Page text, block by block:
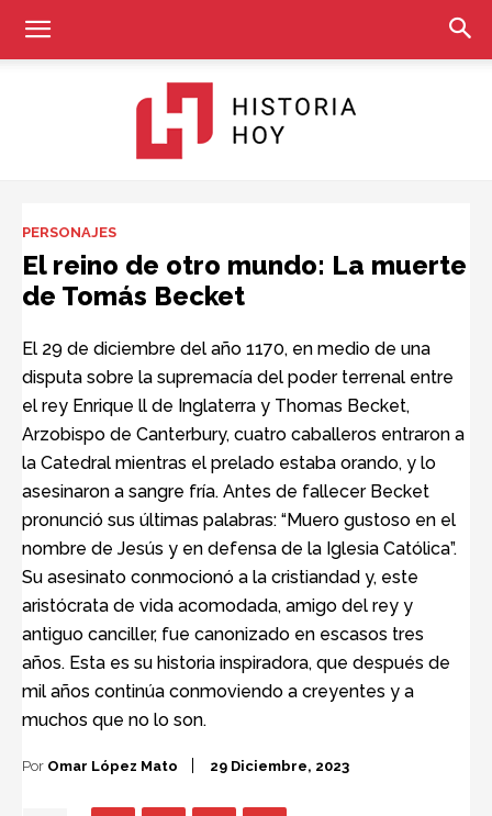
PERSONAJES
El reino de otro mundo: La muerte
de Tomás Becket
El 29 de diciembre del año 1170, en medio de una
disputa sobre la supremacía del poder terrenal entre
el rey Enrique ll de Inglaterra y Thomas Becket,
Arzobispo de Canterbury, cuatro caballeros entraron a
la Catedral mientras el prelado estaba orando, y lo
asesinaron a sangre fría. Antes de fallecer Becket
pronunció sus últimas palabras: “Muero gustoso en el
nombre de Jesús y en defensa de la Iglesia Católica”.
Su asesinato conmocionó a la cristiandad y, este
aristócrata de vida acomodada, amigo del rey y
antiguo canciller, fue canonizado en escasos tres
años. Esta es su historia inspiradora, que después de
mil años continúa conmoviendo a creyentes y a
muchos que no lo son.
Por Omar López Mato 29 Diciembre, 2023